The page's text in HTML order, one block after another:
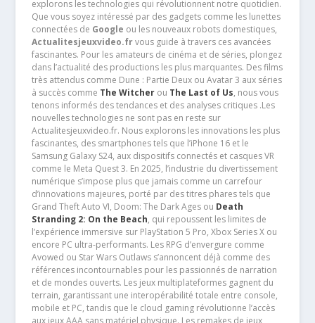
explorons les technologies qui révolutionnent notre quotidien.
Que vous soyez intéressé par des gadgets comme les lunettes
connectées de Google ou les nouveaux robots domestiques,
Actualitesjeuxvideo.frvous guide à travers ces avancées
fascinantes. Pour les amateurs de cinéma et de séries, plongez
dans l’actualité des productions les plus marquantes. Des films
très attendus comme Dune : Partie Deux ou Avatar 3 aux séries
à succès comme The Witcherou The Last of Us, nous vous
tenons informés des tendances et des analyses critiques .Les
nouvelles technologies ne sont pas en reste sur
Actualitesjeuxvideo.fr. Nous explorons les innovations les plus
fascinantes, des smartphones tels que l’iPhone 16 et le
Samsung Galaxy S24, aux dispositifs connectés et casques VR
comme le Meta Quest 3. En 2025, l’industrie du divertissement
numérique s’impose plus que jamais comme un carrefour
d’innovations majeures, porté par des titres phares tels que
Grand Theft Auto VI, Doom: The Dark Ages ou Death
Stranding 2: On the Beach, qui repoussent les limites de
l’expérience immersive sur PlayStation 5 Pro, Xbox Series X ou
encore PC ultra-performants. Les RPG d’envergure comme
Avowed ou Star Wars Outlaws s’annoncent déjà comme des
références incontournables pour les passionnés de narration
et de mondes ouverts. Les jeux multiplateformes gagnent du
terrain, garantissant une interopérabilité totale entre console,
mobile et PC, tandis que le cloud gaming révolutionne l’accès